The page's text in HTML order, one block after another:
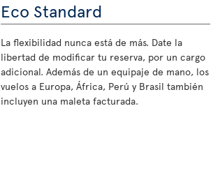
Eco Standard
La flexibilidad nunca está de más. Date la
libertad de modificar tu reserva, por un cargo
adicional. Además de un equipaje de mano, los
vuelos a Europa, África, Perú y Brasil también
incluyen una maleta facturada.